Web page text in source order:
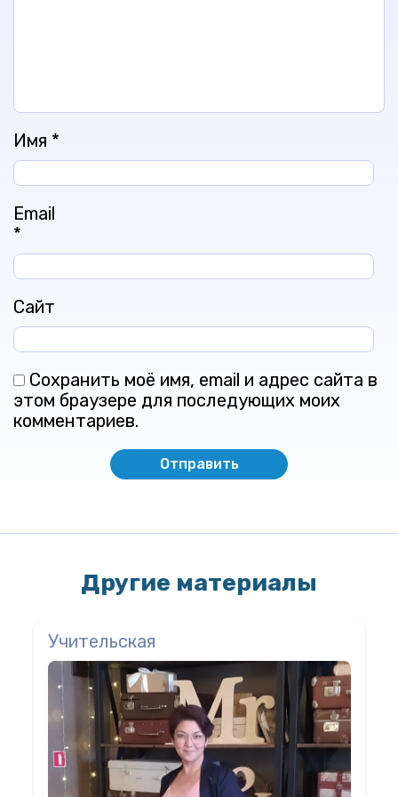
Имя *
Email
*
Сайт
Сохранить моё имя, email и адрес сайта в
этом браузере для последующих моих
комментариев.
Другие материалы
Учительская